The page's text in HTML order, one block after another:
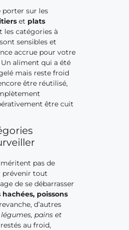
porter sur les
et plats
les catégories à
sensibles et
accrue pour votre
aliment qui a été
mais reste froid
être réutilisé,
être cuit
pas de
prévenir tout
de se débarrasser
hachées, poissons
d’autres
légumes, pains et
restés au froid,